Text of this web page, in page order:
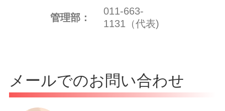
管理部：
011-663-
1131（代表)
メールでのお問い合わせ